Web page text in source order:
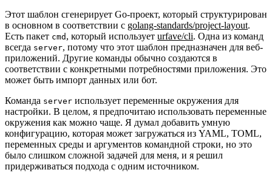
Этот шаблон сгенерирует Go-проект, который структурирован
в основном в соответствии с golang-standards/project-layout.
Есть пакет cmd , который использует urfave/cli. Одна из команд
всегда server, потому что этот шаблон предназначен для веб-
приложений. Другие команды обычно создаются в
соответствии с конкретными потребностями приложения. Это
может быть импорт данных или бот.
Команда server использует переменные окружения для
настройки. В целом, я предпочитаю использовать переменные
окружения как можно чаще. Я думал добавить умную
конфигурацию, которая может загружаться из YAML, TOML,
переменных среды и аргументов командной строки, но это
было слишком сложной задачей для меня, и я решил
придерживаться подхода с одним источником.